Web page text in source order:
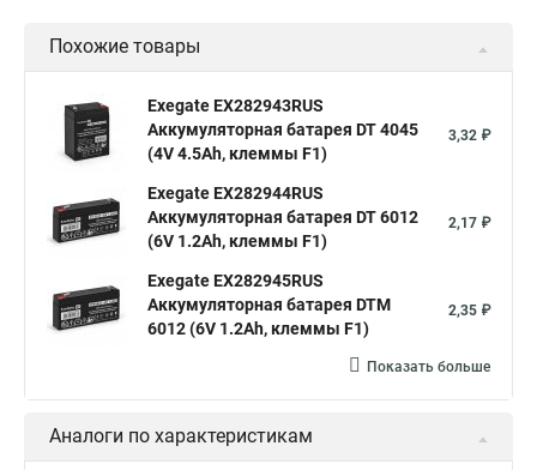
Похожие товары
Exegate EX282943RUS
Аккумуляторная батарея DT 4045
(4V 4.5Ah, клеммы F1)
3,32 ₽
Exegate EX282944RUS
Аккумуляторная батарея DT 6012
(6V 1.2Ah, клеммы F1)
2,17 ₽
Exegate EX282945RUS
Аккумуляторная батарея DTM
6012 (6V 1.2Ah, клеммы F1)
2,35 ₽
Показать больше
Аналоги по характеристикам